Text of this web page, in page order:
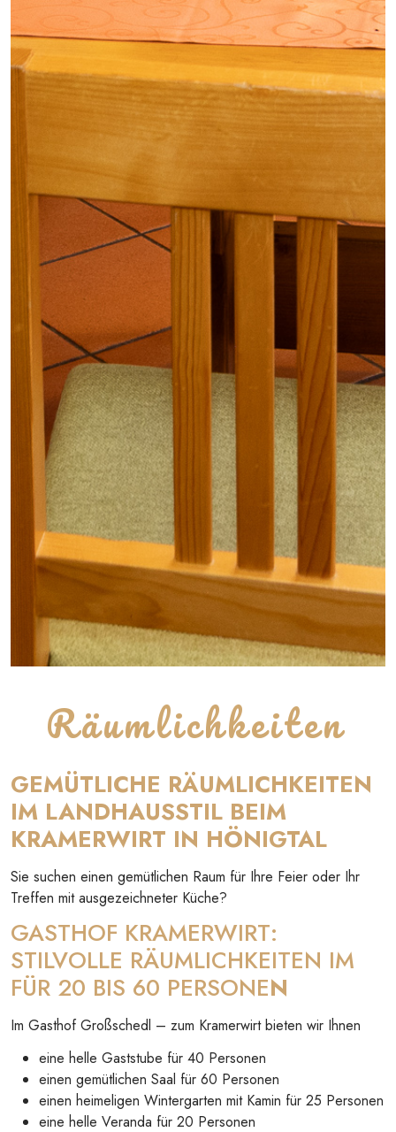
Räumlichkeiten
GEMÜTLICHE RÄUMLICHKEITEN
IM LANDHAUSSTIL BEIM
KRAMERWIRT IN HÖNIGTAL
Sie suchen einen gemütlichen Raum für Ihre Feier oder Ihr
Treffen mit ausgezeichneter Küche?
GASTHOF KRAMERWIRT:
STILVOLLE RÄUMLICHKEITEN IM
FÜR 20 BIS 60 PERSONEN
Im Gasthof Großschedl – zum Kramerwirt bieten wir Ihnen
eine helle Gaststube für 40 Personen
einen gemütlichen Saal für 60 Personen
einen heimeligen Wintergarten mit Kamin für 25 Personen
eine helle Veranda für 20 Personen